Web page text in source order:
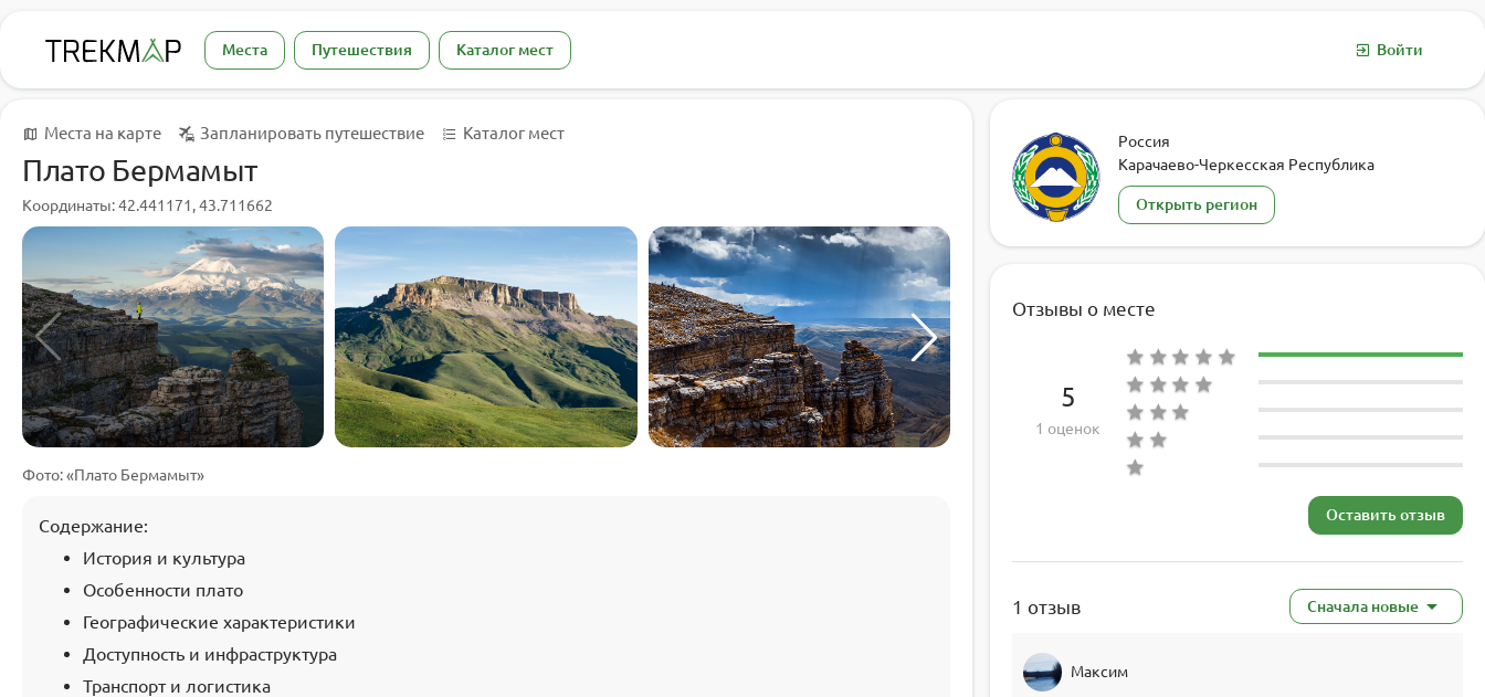
Места Путешествия Каталог мест Войти
Места на карте Запланировать путешествие Каталог мест
Плато Бермамыт
Координаты: 42.441171, 43.711662
Фото: «Плато Бермамыт»
Содержание:
История и культура
Особенности плато
Географические характеристики
Доступность и инфраструктура
Транспорт и логистика
Россия
Карачаево-Черкесская Республика
Открыть регион
Отзывы о месте
5
1 оценок
Оставить отзыв
1 отзыв Сначала новые
Максим